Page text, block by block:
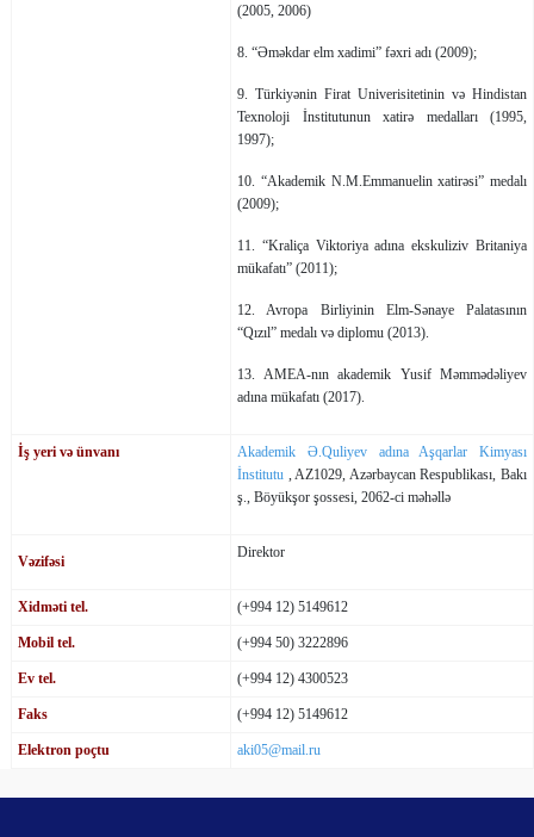
(2005, 2006)
8. “Əməkdar elm xadimi” fəxri adı (2009);
9. Türkiyənin Firat Univerisitetinin və Hindistan
Texnoloji İnstitutunun xatirə medalları (1995,
1997);
10. “Akademik N.M.Emmanuelin xatirəsi” medalı
(2009);
11. “Kraliça Viktoriya adına ekskuliziv Britaniya
mükafatı” (2011);
12. Avropa Birliyinin Elm-Sənaye Palatasının
“Qızıl” medalı və diplomu (2013).
13. AMEA-nın akademik Yusif Məmmədəliyev
adına mükafatı (2017).
İş yeri və ünvanı
Akademik Ə.Quliyev adına Aşqarlar Kimyası
İnstitutu , AZ1029, Azərbaycan Respublikası, Bakı
ş., Böyükşor şossesi, 2062-ci məhəllə
Vəzifəsi
Direktor
Xidməti tel. (+994 12) 5149612
Mobil tel. (+994 50) 3222896
Ev tel. (+994 12) 4300523
Faks (+994 12) 5149612
Elektron poçtu aki05@mail.ru